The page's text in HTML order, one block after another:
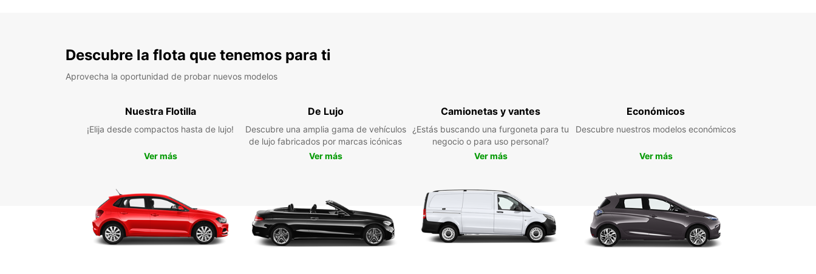
línea, puedes alquilar una furgoneta en Halle de
forma rápida y sencilla, sin complicaciones ni
trámites innecesarios. ¡Haz tu reserva ahora y
asegura tu vehículo hoy mismo!
de alquiler de vehículos, te garantizamos un servicio de
calidad y una experiencia inigualable. ¡Confía en
Europcar para tu próximo traslado y disfruta de la
mejor oferta en alquiler de furgonetas en Halle!
Descubre la flota que tenemos para ti
Aprovecha la oportunidad de probar nuevos modelos
Nuestra Flotilla
¡Elija desde compactos hasta de lujo!
Ver más
De Lujo
Descubre una amplia gama de vehículos
de lujo fabricados por marcas icónicas
Ver más
Camionetas y vantes
¿Estás buscando una furgoneta para tu
negocio o para uso personal?
Ver más
Económicos
Descubre nuestros modelos económicos
Ver más